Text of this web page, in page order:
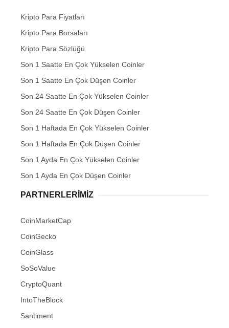
Kripto Para Fiyatları
Kripto Para Borsaları
Kripto Para Sözlüğü
Son 1 Saatte En Çok Yükselen Coinler
Son 1 Saatte En Çok Düşen Coinler
Son 24 Saatte En Çok Yükselen Coinler
Son 24 Saatte En Çok Düşen Coinler
Son 1 Haftada En Çok Yükselen Coinler
Son 1 Haftada En Çok Düşen Coinler
Son 1 Ayda En Çok Yükselen Coinler
Son 1 Ayda En Çok Düşen Coinler
PARTNERLERIMIZ
CoinMarketCap
CoinGecko
CoinGlass
SoSoValue
CryptoQuant
IntoTheBlock
Santiment